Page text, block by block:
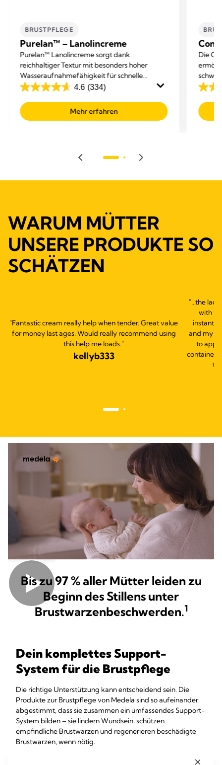
BRUSTPFLEGE
Purelan™ – Lanolincreme
Purelan™ Lanolincreme sorgt dank
reichhaltiger Textur mit besonders hoher
Wasseraufnahmefähigkeit für schnelle
Linderung bei beanspruchten Brustwarzen
4.6 (334)
4.6
von
5
Mehr erfahren
Die
wunde
4.6
von
5
WARUM MÜTTER
UNSERE PRODUKTE SO
SCHÄTZEN
"Fantastic cream really help when tender. Great value
for money last ages. Would really recommend using
this help me loads."
kellyb333
"...the
with
instantly
and my
to
container
Bis zu 97 % aller Mütter leiden zu
Beginn des Stillens unter
Brustwarzenbeschwerden.1
Dein komplettes Support-
System für die Brustpflege
Die richtige Unterstützung kann entscheidend sein. Die
Produkte zur Brustpflege von Medela sind so aufeinander
abgestimmt, dass sie zusammen ein umfassendes Support-
System bilden – sie lindern Wundsein, schützen
empfindliche Brustwarzen und regenerieren beschädigte
Brustwarzen, wenn nötig.